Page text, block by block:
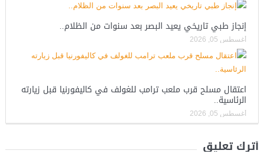
إنجاز طبي تاريخي يعيد البصر بعد سنوات من الظلام..
أغسطس 05, 2026
اعتقال مسلح قرب ملعب ترامب للغولف في كاليفورنيا قبل زيارته
الرئاسية..
أغسطس 05, 2026
أترك تعليق